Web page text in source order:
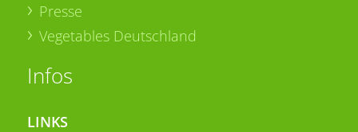
Presse
Vegetables Deutschland
Infos
LINKS